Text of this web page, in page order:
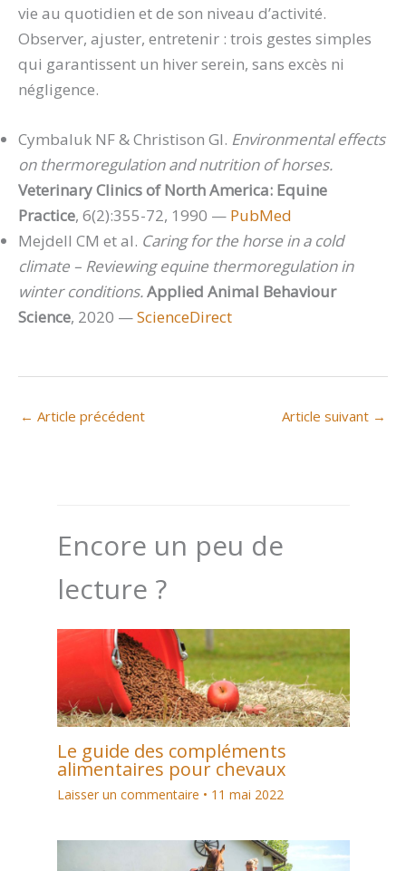
vie au quotidien et de son niveau d’activité.
Observer, ajuster, entretenir : trois gestes simples
qui garantissent un hiver serein, sans excès ni
négligence.
Cymbaluk NF & Christison GI. Environmental effects
on thermoregulation and nutrition of horses.
Veterinary Clinics of North America: Equine
Practice, 6(2):355-72, 1990 — PubMed
Mejdell CM et al. Caring for the horse in a cold
climate – Reviewing equine thermoregulation in
winter conditions.Applied Animal Behaviour
Science, 2020 —ScienceDirect
← Article précédent Article suivant →
Encore un peu de
lecture ?
Le guide des compléments
alimentaires pour chevaux
Laisser un commentaire • 11 mai 2022